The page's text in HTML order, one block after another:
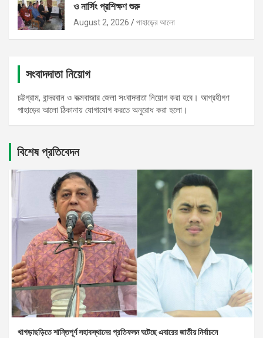
ও নার্সিং প্রশিক্ষণ শুরু
August 2, 2026 পাহাড়ের আলো
সংবাদদাতা নিয়োগ
চট্টগ্রাম, বান্দরবান ও কক্মবাজার জেলা সংবাদদাতা নিয়োগ করা হবে। আগ্রহীগণ
পাহাড়ের আলো ঠিকানায় যোগাযোগ করতে অনুরোধ করা হলো।
বিশেষ প্রতিবেদন
খাগড়াছড়িতে শান্তিপূর্ণ সহাবস্থানের প্রতিফলন ঘটেছে এবারের জাতীয় নির্বাচনে